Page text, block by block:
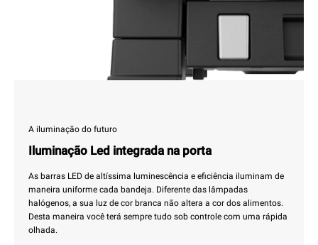
A iluminação do futuro
Iluminação Led integrada na porta
As barras LED de altíssima luminescência e eficiência iluminam de
maneira uniforme cada bandeja. Diferente das lâmpadas
halógenos, a sua luz de cor branca não altera a cor dos alimentos.
Desta maneira você terá sempre tudo sob controle com uma rápida
olhada.